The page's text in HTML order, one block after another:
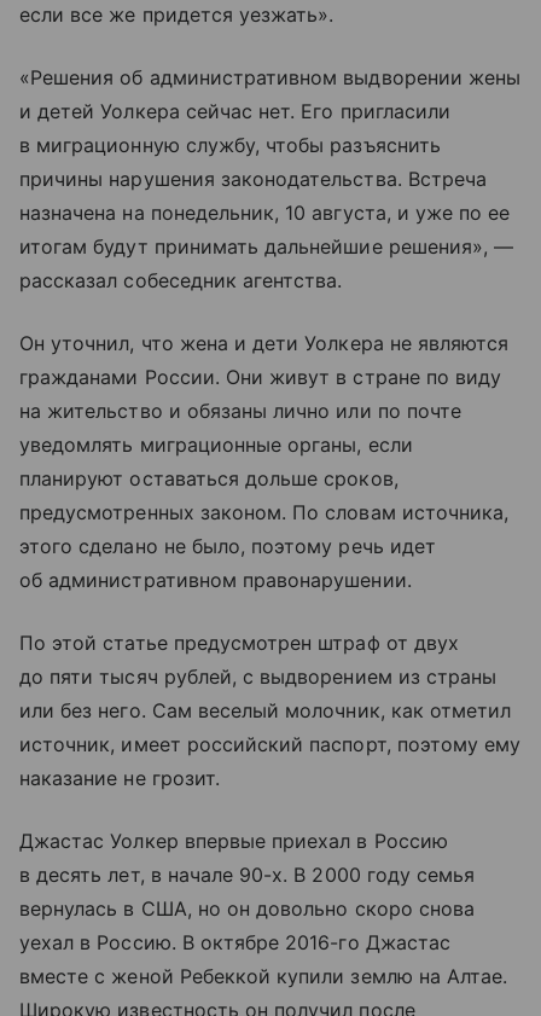
если все же придется уезжать».
«Решения об административном выдворении жены
и детей Уолкера сейчас нет. Его пригласили
в миграционную службу, чтобы разъяснить
причины нарушения законодательства. Встреча
назначена на понедельник, 10 августа, и уже по ее
итогам будут принимать дальнейшие решения», —
рассказал собеседник агентства.
Он уточнил, что жена и дети Уолкера не являются
гражданами России. Они живут в стране по виду
на жительство и обязаны лично или по почте
уведомлять миграционные органы, если
планируют оставаться дольше сроков,
предусмотренных законом. По словам источника,
этого сделано не было, поэтому речь идет
об административном правонарушении.
По этой статье предусмотрен штраф от двух
до пяти тысяч рублей, с выдворением из страны
или без него. Сам веселый молочник, как отметил
источник, имеет российский паспорт, поэтому ему
наказание не грозит.
Джастас Уолкер впервые приехал в Россию
в десять лет, в начале 90-х. В 2000 году семья
вернулась в США, но он довольно скоро снова
уехал в Россию. В октябре 2016-го Джастас
вместе с женой Ребеккой купили землю на Алтае.
Широкую известность он получил после